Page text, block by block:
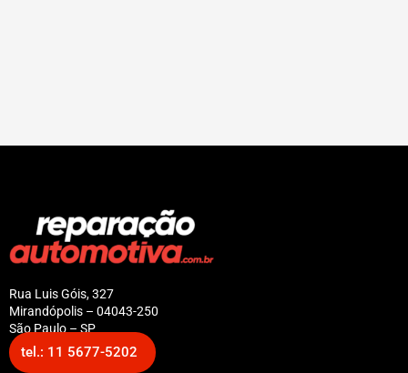
Rua Luis Góis, 327
Mirandópolis – 04043-250
São Paulo – SP
tel.: 11 5677-5202